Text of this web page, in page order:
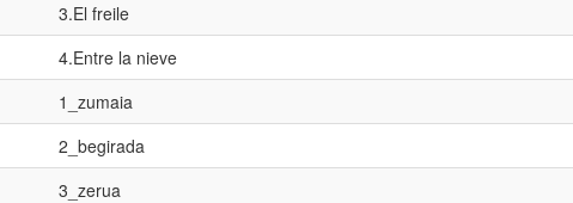
3.El freile
4.Entre la nieve
1_zumaia
2_begirada
3_zerua